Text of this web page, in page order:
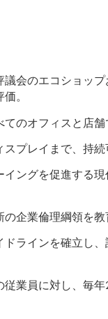
議会のエコショッ
。
のオフィスと店
スプレイまで、持
イングを促進する
の企業倫理綱領を
ドラインを確立し
従業員に対し、毎